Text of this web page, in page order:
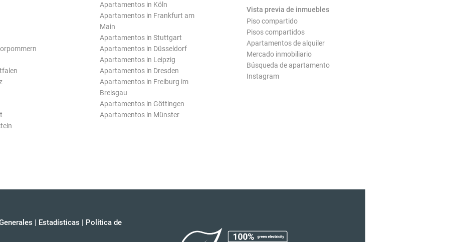
Apartamentos in Köln
Apartamentos in Frankfurt am
Main
Apartamentos in Stuttgart
Apartamentos in Düsseldorf
Apartamentos in Leipzig
Apartamentos in Dresden
Apartamentos in Freiburg im
Breisgau
Apartamentos in Göttingen
Apartamentos in Münster
Vista previa de inmuebles
Piso compartido
Pisos compartidos
Apartamentos de alquiler
Mercado inmobiliario
Búsqueda de apartamento
Instagram
| Estadísticas | Política de